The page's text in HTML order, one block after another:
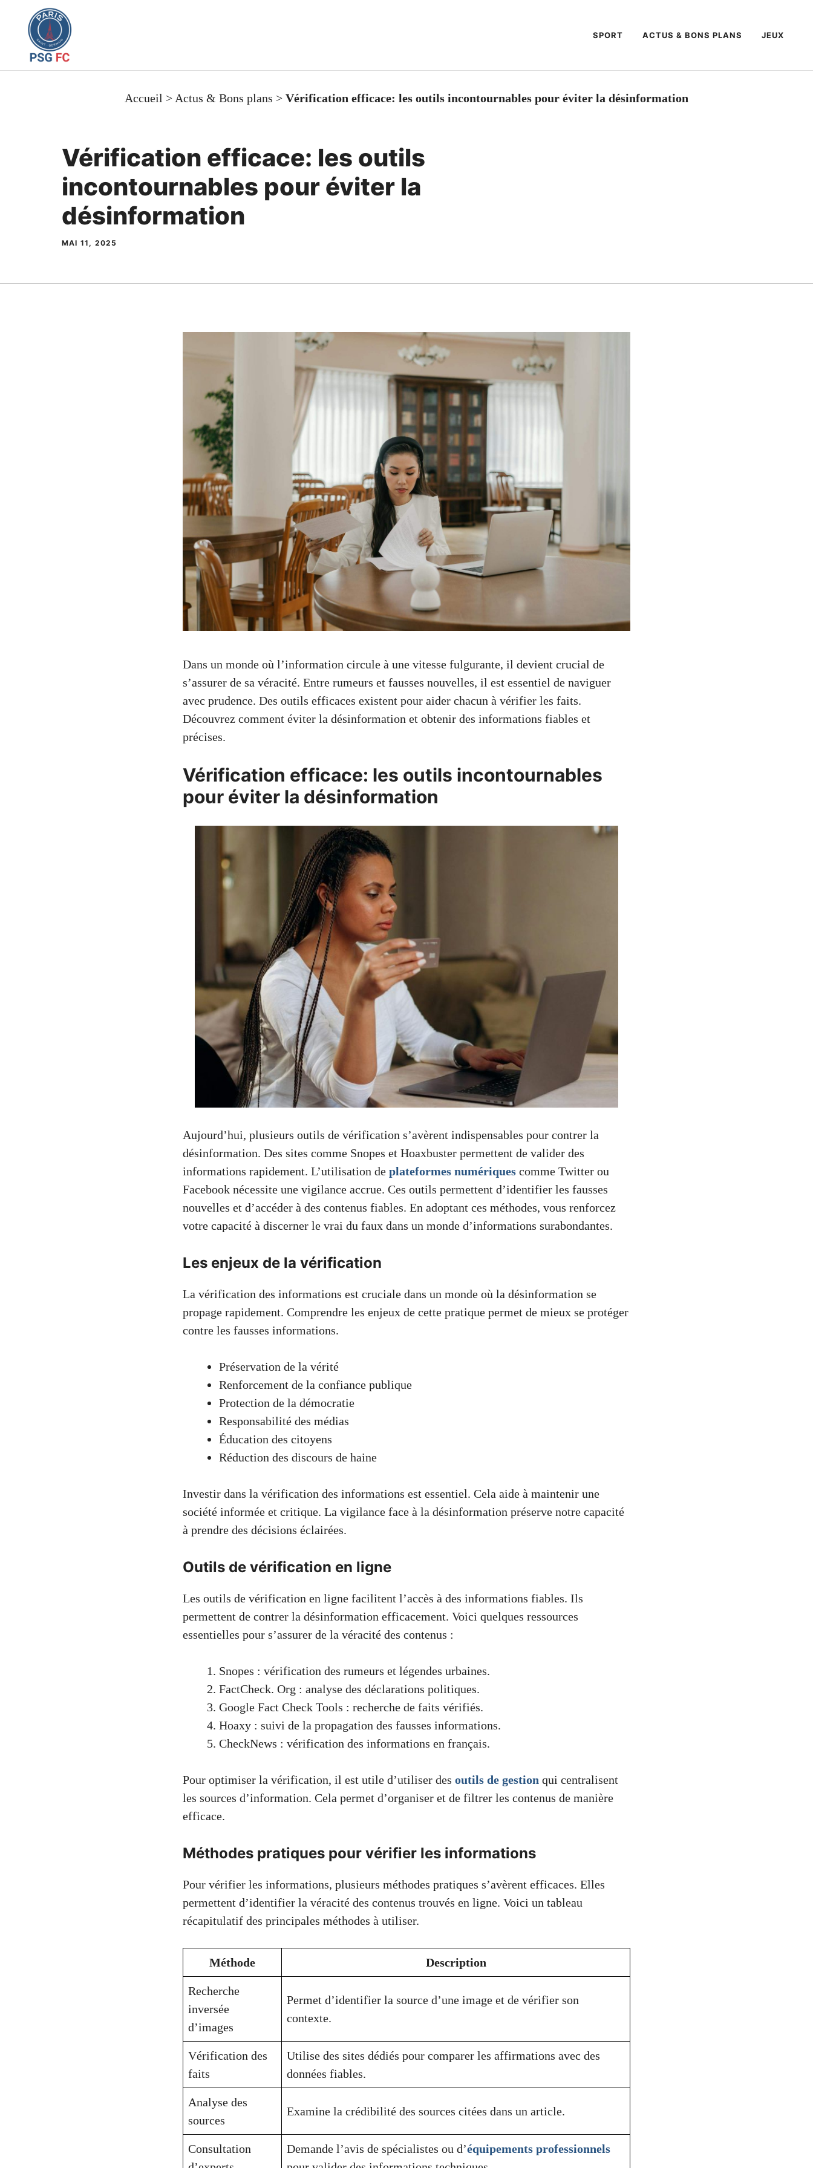
contenu
SPORT ACTUS & BONS PLANS JEUX
Accueil > Actus & Bons plans > Vérification efficace: les outils incontournables pour éviter la désinformation
Vérification efficace: les outils
incontournables pour éviter la
désinformation
MAI 11, 2025
Dans un monde où l’information circule à une vitesse fulgurante, il devient crucial de
s’assurer de sa véracité. Entre rumeurs et fausses nouvelles, il est essentiel de naviguer
avec prudence. Des outils efficaces existent pour aider chacun à vérifier les faits.
Découvrez comment éviter la désinformation et obtenir des informations fiables et
précises.
Vérification efficace: les outils incontournables
pour éviter la désinformation
Aujourd’hui, plusieurs outils de vérification s’avèrent indispensables pour contrer la
désinformation. Des sites comme Snopes et Hoaxbuster permettent de valider des
informations rapidement. L’utilisation de plateformes numériques comme Twitter ou
Facebook nécessite une vigilance accrue. Ces outils permettent d’identifier les fausses
nouvelles et d’accéder à des contenus fiables. En adoptant ces méthodes, vous renforcez
votre capacité à discerner le vrai du faux dans un monde d’informations surabondantes.
Les enjeux de la vérification
La vérification des informations est cruciale dans un monde où la désinformation se
propage rapidement. Comprendre les enjeux de cette pratique permet de mieux se protéger
contre les fausses informations.
Préservation de la vérité
Renforcement de la confiance publique
Protection de la démocratie
Responsabilité des médias
Éducation des citoyens
Réduction des discours de haine
Investir dans la vérification des informations est essentiel. Cela aide à maintenir une
société informée et critique. La vigilance face à la désinformation préserve notre capacité
à prendre des décisions éclairées.
Outils de vérification en ligne
Les outils de vérification en ligne facilitent l’accès à des informations fiables. Ils
permettent de contrer la désinformation efficacement. Voici quelques ressources
essentielles pour s’assurer de la véracité des contenus :
Snopes : vérification des rumeurs et légendes urbaines.
FactCheck. Org : analyse des déclarations politiques.
Google Fact Check Tools : recherche de faits vérifiés.
Hoaxy : suivi de la propagation des fausses informations.
CheckNews : vérification des informations en français.
Pour optimiser la vérification, il est utile d’utiliser des outils de gestion qui centralisent
les sources d’information. Cela permet d’organiser et de filtrer les contenus de manière
efficace.
Méthodes pratiques pour vérifier les informations
Pour vérifier les informations, plusieurs méthodes pratiques s’avèrent efficaces. Elles
permettent d’identifier la véracité des contenus trouvés en ligne. Voici un tableau
récapitulatif des principales méthodes à utiliser.
Méthode Description
Recherche
inversée
d’images
Permet d’identifier la source d’une image et de vérifier son
contexte.
Vérification des
faits
Utilise des sites dédiés pour comparer les affirmations avec des
données fiables.
Analyse des
sources
Examine la crédibilité des sources citées dans un article.
Consultation
Demande l’avis de spécialistes ou d’équipements professionnels